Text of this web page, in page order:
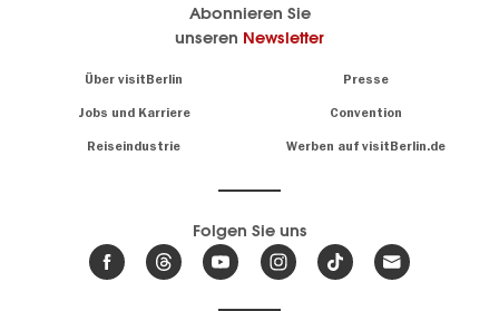
Abonnieren Sie
unseren Newsletter
Über visitBerlin Presse
Jobs und Karriere Convention
Reiseindustrie Werben auf visitBerlin.de
sind
für Sie da.
Tickets
Wir haben den
Insidertipps
Folgen Sie uns